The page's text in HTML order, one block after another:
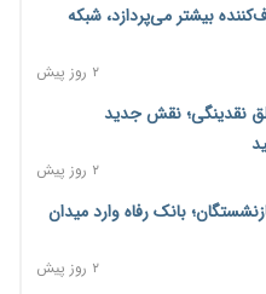
بیشتر می‌پردازد، شبکه
۲ روز پیش
نقدینگی؛ نقش جدید
۲ روز پیش
بازنشستگان؛ بانک رفاه وارد میدان
۲ روز پیش